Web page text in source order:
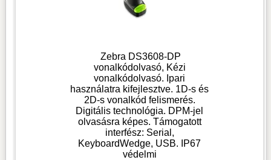
Zebra DS3608-DP
vonalkódolvasó, Kézi
vonalkódolvasó. Ipari
használatra kifejlesztve. 1D-s és
2D-s vonalkód felismerés.
Digitális technológia. DPM-jel
olvasásra képes. Támogatott
interfész: Serial,
KeyboardWedge, USB. IP67
védelmi